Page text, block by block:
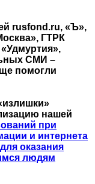
rusfond.ru, «Ъ»,
ГТРК
СМИ –
помогли
нашей
при
и интернета
оказания
людям